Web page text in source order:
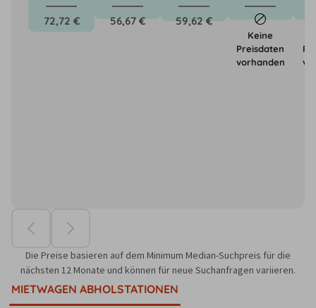
72,72 € 56,67 € 59,62 €
Keine
Preisdaten
vorhanden
Die Preise basieren auf dem Minimum Median-Suchpreis für die
nächsten 12 Monate und können für neue Suchanfragen variieren.
MIETWAGEN ABHOLSTATIONEN